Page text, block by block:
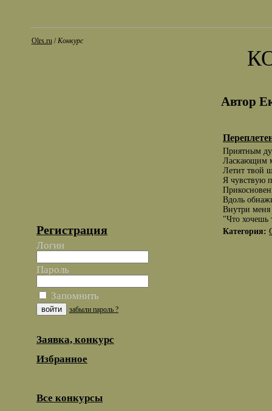
Olrs.ru/Конкурс
Регистрация
Логин
Пароль
Запомнить
забыли пароль ?
Заявка, конкурс
Избранное
Все конкурсы
Автор
Приятным
Ласкающим
Летит твой
Я чувствую
Вдоль
Внутри меня
"Что
Категория: